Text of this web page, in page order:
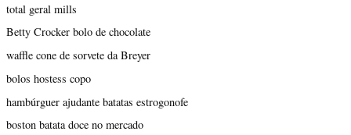
total geral mills
Betty Crocker bolo de chocolate
waffle cone de sorvete da Breyer
bolos hostess copo
hambúrguer ajudante batatas estrogonofe
boston batata doce no mercado